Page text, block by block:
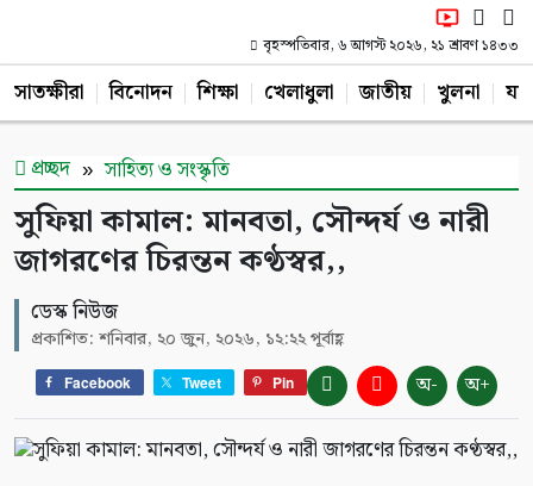
বৃহস্পতিবার, ৬ আগস্ট ২০২৬, ২১ শ্রাবণ ১৪৩৩
সাতক্ষীরা বিনোদন শিক্ষা খেলাধুলা জাতীয় খুলনা
প্রচ্ছদ সাহিত্য ও সংস্কৃতি
সুফিয়া কামাল: মানবতা, সৌন্দর্য ও নারী
জাগরণের চিরন্তন কণ্ঠস্বর,,
ডেস্ক নিউজ
প্রকাশিত: শনিবার, ২০ জুন, ২০২৬, ১২:২২ পূর্বাহ্ণ
Facebook Tweet Pin অ- অ+